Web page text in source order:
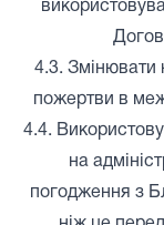
4.3. Змінювати
пожертви в
4.4.
на
погодження з